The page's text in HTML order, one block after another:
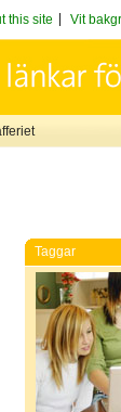
this site Vit
Taggar